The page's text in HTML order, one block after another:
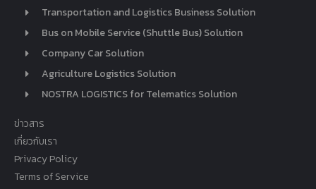
Transportation and Logistics Business Solution
Bus on Mobile Service (Shuttle Bus) Solution
Company Car Solution
Agriculture Logistics Solution
NOSTRA LOGISTICS for Telematics Solution
ข่าวสาร
เกี่ยวกับเรา
Privacy Policy
Terms of Service